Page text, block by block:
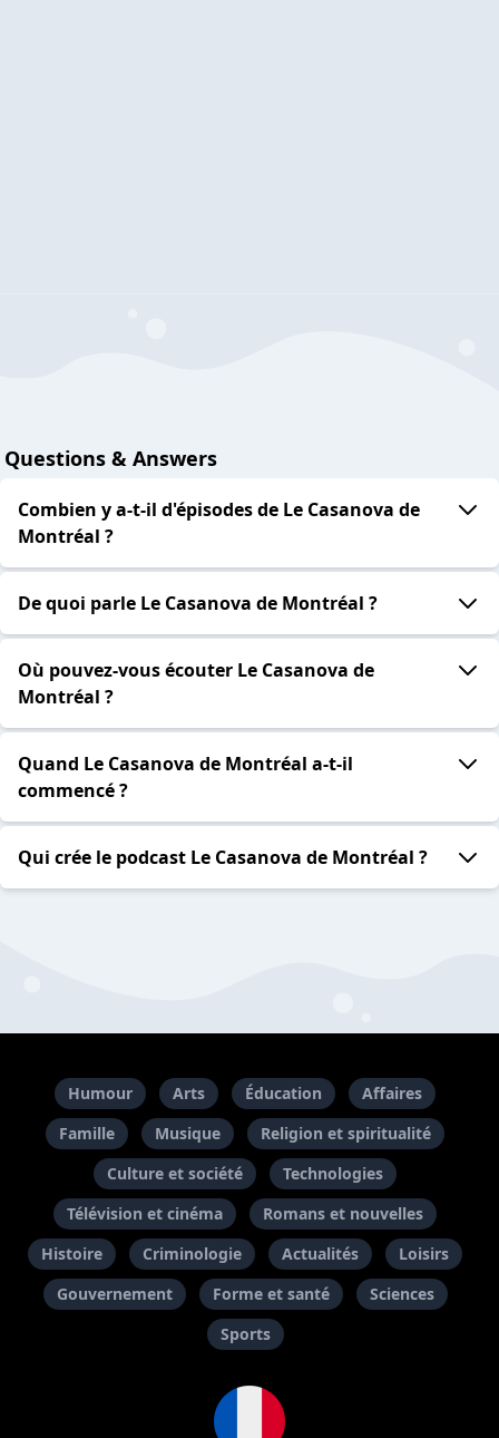
Questions & Answers
Combien y a-t-il d'épisodes de Le Casanova de
Montréal ?
De quoi parle Le Casanova de Montréal ?
Où pouvez-vous écouter Le Casanova de
Montréal ?
Quand Le Casanova de Montréal a-t-il
commencé ?
Qui crée le podcast Le Casanova de Montréal ?
Humour Arts Éducation
Affaires
Famille
Musique
Religion et spiritualité
Culture et société
Technologies
Télévision et cinéma
Romans et nouvelles
Histoire
Criminologie Actualités
Loisirs
Gouvernement
Forme et santé
Sciences
Sports